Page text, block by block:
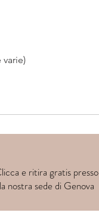
e ritira gratis presso
la nostra sede di Genova